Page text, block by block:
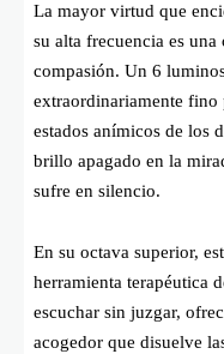
La mayor virtud que
su alta frecuencia es
compasión. Un 6
extraordinariamente fino
estados anímicos de los
brillo apagado en la
sufre en silencio.
En su octava superior,
herramienta terapéutica
escuchar sin juzgar,
acogedor que disuelve